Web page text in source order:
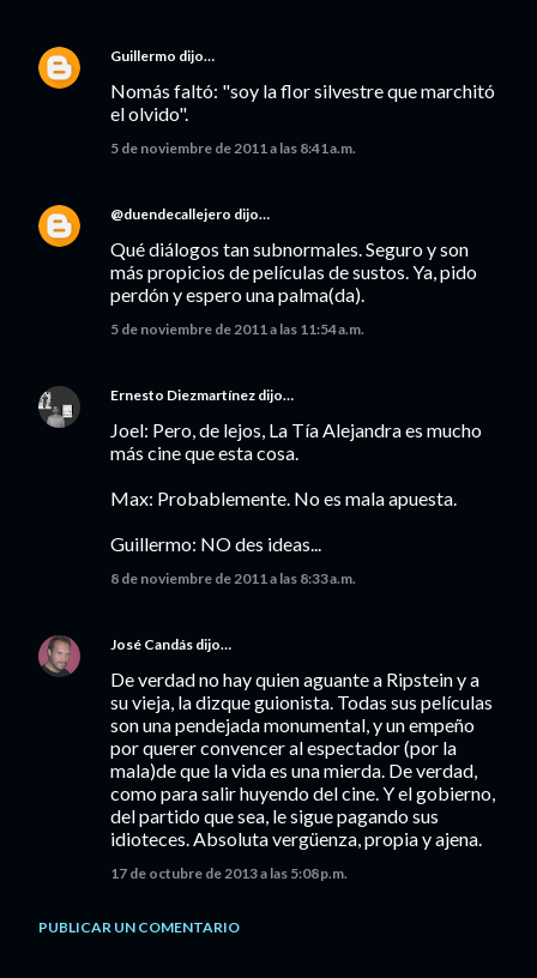
Guillermo dijo…
Nomás faltó: "soy la flor silvestre que marchitó
el olvido".
5 de noviembre de 2011 a las 8:41 a.m.
@duendecallejero dijo…
Qué diálogos tan subnormales. Seguro y son
más propicios de películas de sustos. Ya, pido
perdón y espero una palma(da).
5 de noviembre de 2011 a las 11:54 a.m.
Ernesto Diezmartínez dijo…
Joel: Pero, de lejos, La Tía Alejandra es mucho
más cine que esta cosa.
Max: Probablemente. No es mala apuesta.
Guillermo: NO des ideas...
8 de noviembre de 2011 a las 8:33 a.m.
José Candás dijo…
De verdad no hay quien aguante a Ripstein y a
su vieja, la dizque guionista. Todas sus películas
son una pendejada monumental, y un empeño
por querer convencer al espectador (por la
mala)de que la vida es una mierda. De verdad,
como para salir huyendo del cine. Y el gobierno,
del partido que sea, le sigue pagando sus
idioteces. Absoluta vergüenza, propia y ajena.
17 de octubre de 2013 a las 5:08 p.m.
PUBLICAR UN COMENTARIO